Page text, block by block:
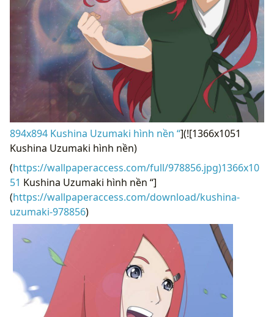
894x894 Kushina Uzumaki hình nền “](![1366x1051
Kushina Uzumaki hình nền)
(https://wallpaperaccess.com/full/978856.jpg)1366x10
51 Kushina Uzumaki hình nền “]
(https://wallpaperaccess.com/download/kushina-
uzumaki-978856)